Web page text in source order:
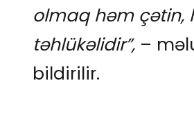
olmaq həm çətin,
təhlükəlidir”,–
bildirilir.